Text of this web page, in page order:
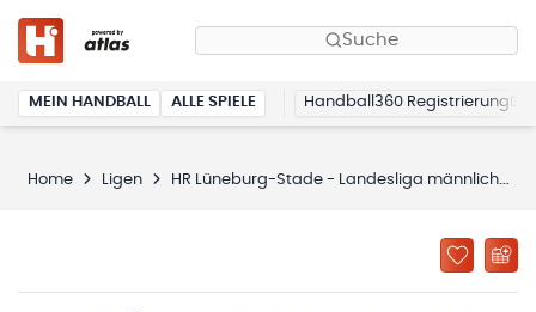
Suche
MEIN HANDBALL ALLE SPIELE Handball360 Registrierung
Home Ligen HR Lüneburg-Stade - Landesliga männliche Jugend C (HR Lüneburg-Stade 2024/25)